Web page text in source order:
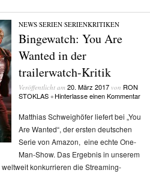
NEWS/SERIEN/SERIENKRITIKEN
Bingewatch: You Are
Wanted in der
trailerwatch-Kritik
Veröffentlicht am 20. März 2017von RON
STOKLAS • Hinterlasse einen Kommentar
Matthias Schweighöfer liefert bei „You
Are Wanted“, der ersten deutschen
Serie von Amazon, eine echte One-
Man-Show. Das Ergebnis in unserem
konkurrieren die Streaming-